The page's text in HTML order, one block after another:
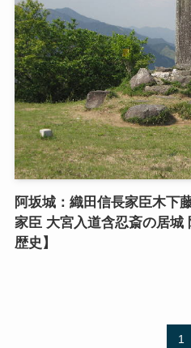
阿坂城：織田信長家臣木下
家臣 大宮入道含忍斎の居城
歴史】
1